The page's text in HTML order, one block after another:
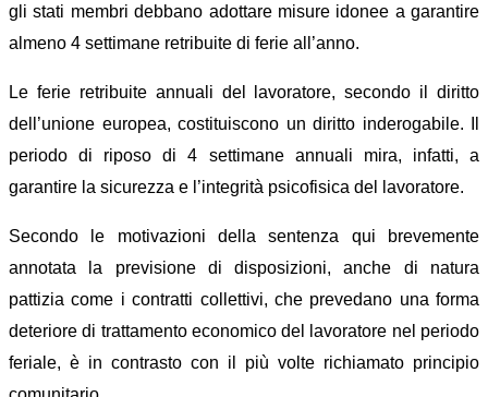
gli stati membri debbano adottare misure idonee a garantire
almeno 4 settimane retribuite di ferie all’anno.
Le ferie retribuite annuali del lavoratore, secondo il diritto
dell’unione europea, costituiscono un diritto inderogabile.
periodo di riposo di 4 settimane annuali mira, infatti, a
garantire la sicurezza e l’integrità psicofisica del lavoratore.
Secondo le motivazioni della sentenza qui brevemente
annotata la previsione di disposizioni, anche di natura
pattizia come i contratti collettivi, che prevedano una forma
deteriore di trattamento economico del lavoratore nel periodo
feriale, è in contrasto con il più volte richiamato principio